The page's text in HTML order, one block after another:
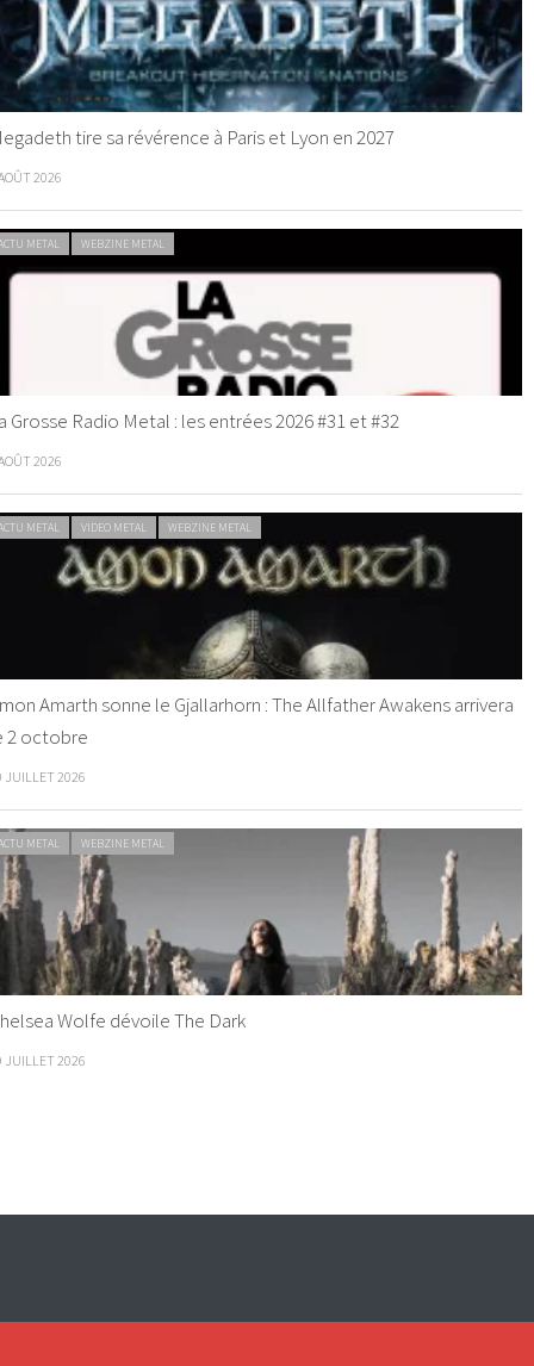
tire sa révérence à Paris et Lyon en 2027
2026
METAL WEBZINE METAL
Grosse Radio Metal : les entrées 2026 #31 et #32
2026
METAL VIDEO METAL WEBZINE METAL
Amarth sonne le Gjallarhorn : The Allfather Awakens arrivera
2 octobre
JUILLET 2026
METAL WEBZINE METAL
Wolfe dévoile The Dark
JUILLET 2026